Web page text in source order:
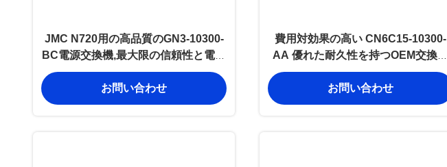
JMC N720用の高品質のGN3-10300-
BC電源交換機,最大限の信頼性と電気
効率のために設計された
お問い合わせ
費用対効果の高い CN6C15-10300-
AA 優れた耐久性を持つOEM交換変
電機,JFB1110-011 フォード・トラン
ジット・ユーロIII
お問い合わせ